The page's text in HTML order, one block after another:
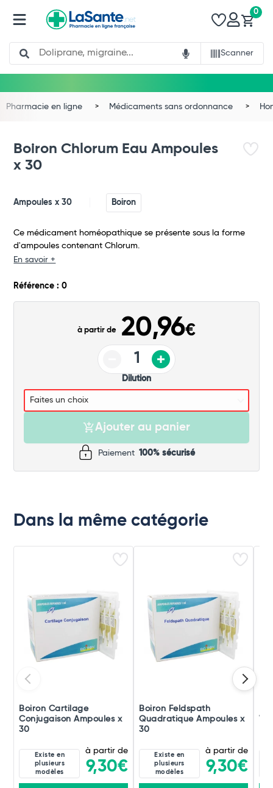
Search
Scanner
0
Total
Pharmacie en ligne Médicaments sans ordonnance
Boiron Chlorum Eau Ampoules
x 30
Ampoules x 30 Boiron
Ce médicament homéopathique se présente sous la forme
d'ampoules contenant Chlorum.
En savoir +
Référence : 0
à partir de 20,96€
Dilution
Ajouter au panier
Paiement 100% sécurisé
Dans la même catégorie
Boiron Cartilage
Conjugaison Ampoules x
30
Existe en
plusieurs
modèles
à partir de
9,30€
Boiron Feldspath
Quadratique Ampoules x
30
Existe en
plusieurs
modèles
à partir de
9,30€